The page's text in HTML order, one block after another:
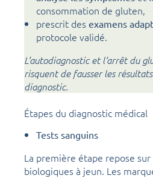
consommation de gluten,
prescrit des examens
protocole validé.
L’autodiagnostic et l’arrêt du
risquent de fausser les
diagnostic.
Étapes du diagnostic médical
Tests sanguins
La première étape repose sur
biologiques à jeun. Les